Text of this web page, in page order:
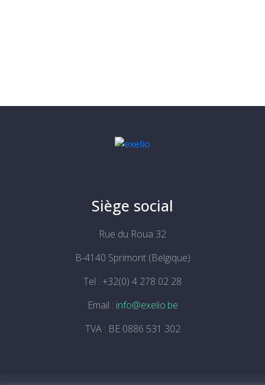
Siège social
Rue du Roua 32
B-4140 Sprimont (Belgique)
Tel : +32(0) 4 278 02 28
Email : info@exelio.be
TVA : BE 0886 531 302